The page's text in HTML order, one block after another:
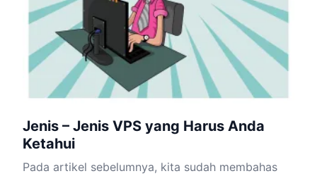
Jenis – Jenis VPS yang Harus Anda
Ketahui
Pada artikel sebelumnya, kita sudah membahas